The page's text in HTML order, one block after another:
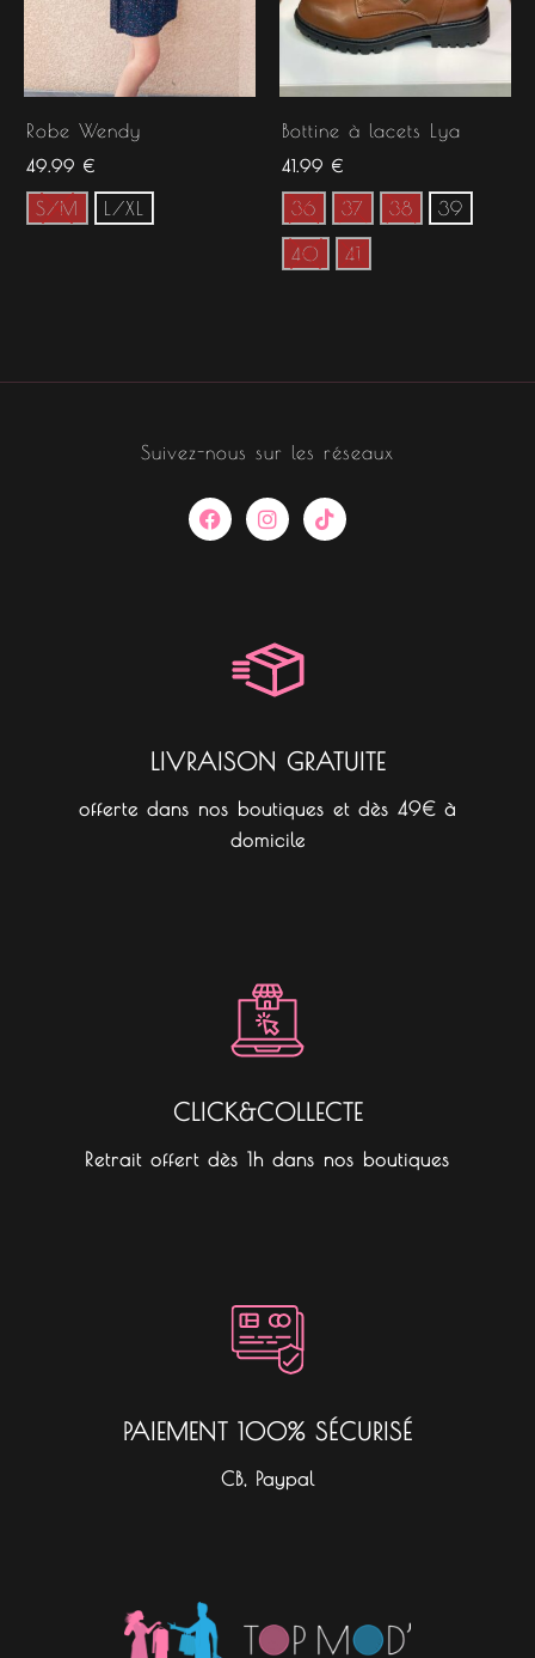
Robe Wendy
49.99 €
S/M L/XL
Bottine à lacets Lya
41.99 €
36 37 38 39
40 41
Suivez-nous sur les réseaux
F
a
c
I
n
s
a
m
T
i
k
LIVRAISON GRATUITE
offerte dans nos boutiques et dès 49€ à
domicile
CLICK&COLLECTE
Retrait offert dès 1h dans nos boutiques
PAIEMENT 100% SÉCURISÉ
CB, Paypal